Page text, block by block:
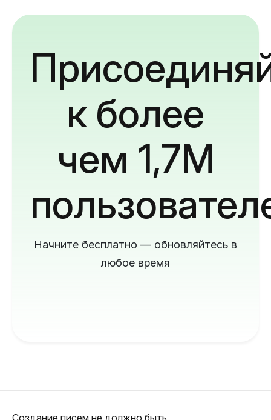
к более
чем 1,7M
Начните бесплатно — обновляйтесь в
любое время
Создание писем не должно быть